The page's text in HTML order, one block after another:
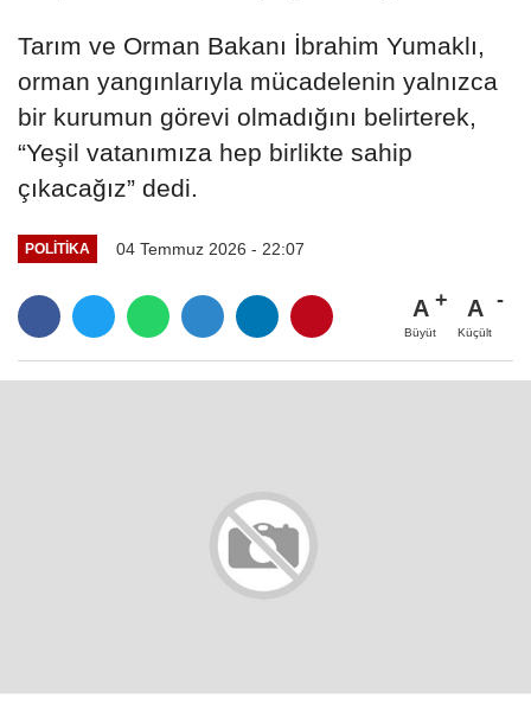
Tarım ve Orman Bakanı İbrahim Yumaklı,
orman yangınlarıyla mücadelenin yalnızca
bir kurumun görevi olmadığını belirterek,
“Yeşil vatanımıza hep birlikte sahip
çıkacağız” dedi.
POLITIKA 04 Temmuz 2026 - 22:07
A
Büyüt
A
Küçült